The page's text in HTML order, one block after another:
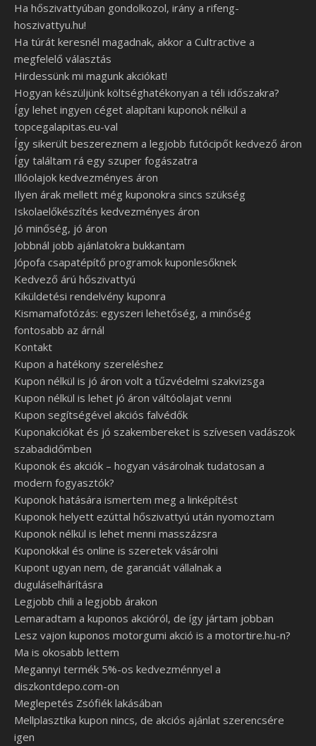
Ha hőszivattyúban gondolkozol, irány a rifeng-
hoszivattyu.hu!
Ha túrát keresnél magadnak, akkor a Cultractive a
megfelelő választás
Hirdessünk mi magunk akciókat!
Hogyan készüljünk költséghatékonyan a téli időszakra?
Így lehet ingyen céget alapítani kuponok nélkül a
topcegalapitas.eu-val
Így sikerült beszereznem a legjobb futócipőt kedvező áron
Így találtam rá egy szuper fogászatra
Illóolajok kedvezményes áron
Ilyen árak mellett még kuponokra sincs szükség
Iskolaelőkészítés kedvezményes áron
Jó minőség, jó áron
Jobbnál jobb ajánlatokra bukkantam
Jópofa csapatépítő programok kuponlesőknek
Kedvező árú hőszivattyú
Kiküldetési rendelvény kuponra
Kismamafotózás: egyszeri lehetőség, a minőség
fontosabb az árnál
Kontakt
Kupon a hatékony szereléshez
Kupon nélkül is jó áron volt a tűzvédelmi szakvizsga
Kupon nélkül is lehet jó áron váltóolajat venni
Kupon segítségével akciós falvédők
Kuponakciókat és jó szakembereket is szívesen vadászok
szabadidőmben
Kuponok és akciók – hogyan vásárolnak tudatosan a
modern fogyasztók?
Kuponok hatására ismertem meg a linképítést
Kuponok helyett ezúttal hőszivattyú után nyomoztam
Kuponok nélkül is lehet menni masszázsra
Kuponokkal és online is szeretek vásárolni
Kupont ugyan nem, de garanciát vállalnak a
duguláselhárításra
Legjobb chili a legjobb árakon
Lemaradtam a kuponos akcióról, de így jártam jobban
Lesz vajon kuponos motorgumi akció is a motortire.hu-n?
Ma is okosabb lettem
Megannyi termék 5%-os kedvezménnyel a
diszkontdepo.com-on
Meglepetés Zsófiék lakásában
Mellplasztika kupon nincs, de akciós ajánlat szerencsére
igen